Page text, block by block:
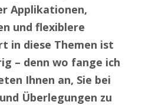
Applikationen,
und flexiblere
in diese Themen ist
– denn wo fange ich
Ihnen an, Sie bei
Überlegungen zu